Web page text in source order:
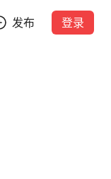
发布 登录